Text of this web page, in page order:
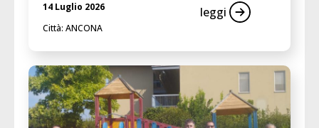
14 Luglio 2026
Città: ANCONA
leggi